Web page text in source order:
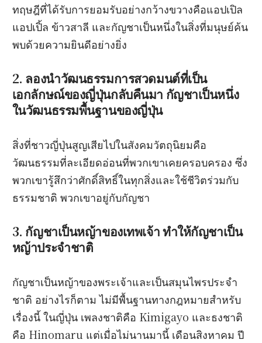
ทฤษฎีที่ได้รับการยอมรับอย่างกว้างขวางคือแอปเปิล
แอปเปิ้ล ข้าวสาลี และกัญชาเป็นหนึ่งในสิ่งที่มนุษย์ค้น
พบด้วยความยินดีอย่างยิ่ง
2. ลองนำวัฒนธรรมการสวดมนต์ที่เป็น
เอกลักษณ์ของญี่ปุ่นกลับคืนมา กัญชาเป็นหนึ่ง
ในวัฒนธรรมพื้นฐานของญี่ปุ่น
สิ่งที่ชาวญี่ปุ่นสูญเสียไปในสังคมวัตถุนิยมคือ
วัฒนธรรมที่ละเอียดอ่อนที่พวกเขาเคยครอบครอง ซึ่ง
พวกเขารู้สึกว่าศักดิ์สิทธิ์ในทุกสิ่งและใช้ชีวิตร่วมกับ
ธรรมชาติ พวกเขาอยู่กับกัญชา
3. กัญชาเป็นหญ้าของเทพเจ้า ทำให้กัญชาเป็น
หญ้าประจำชาติ
กัญชาเป็นหญ้าของพระเจ้าและเป็นสมุนไพรประจำ
ชาติ อย่างไรก็ตาม ไม่มีพื้นฐานทางกฎหมายสำหรับ
เรื่องนี้ ในญี่ปุ่น เพลงชาติคือ Kimigayo และธงชาติ
คือ Hinomaru แต่เมื่อไม่นานมานี้ เดือนสิงหาคม ปี